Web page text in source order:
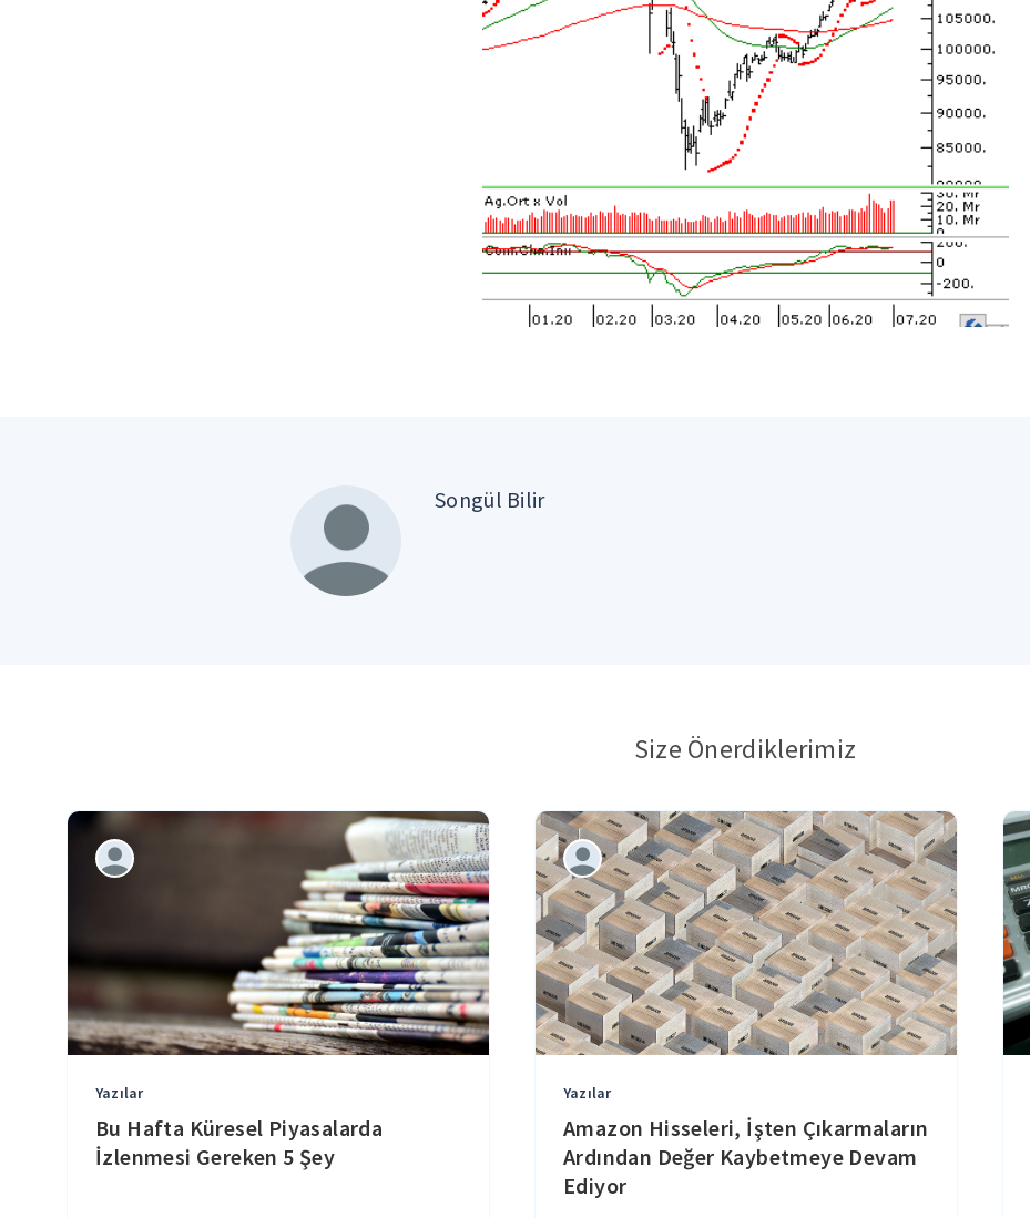
Songül Bilir
Size Önerdiklerimiz
Yazılar
Bu Hafta Küresel Piyasalarda
İzlenmesi Gereken 5 Şey
Yazılar
Amazon Hisseleri, İşten Çıkarmaların
Ardından Değer Kaybetmeye Devam
Ediyor